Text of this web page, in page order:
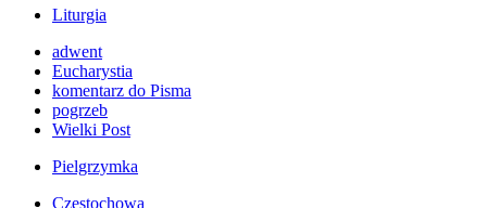
Liturgia
adwent
Eucharystia
komentarz do Pisma
pogrzeb
Wielki Post
Pielgrzymka
Częstochowa